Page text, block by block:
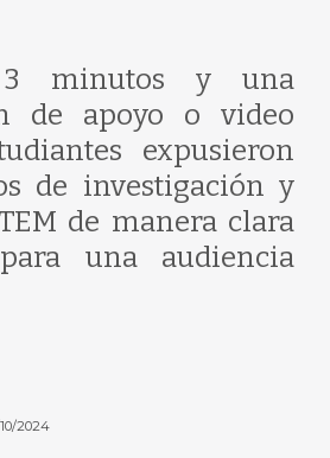
minutos y una
de apoyo o video
expusieron
de investigación y
de manera clara
una audiencia
2024